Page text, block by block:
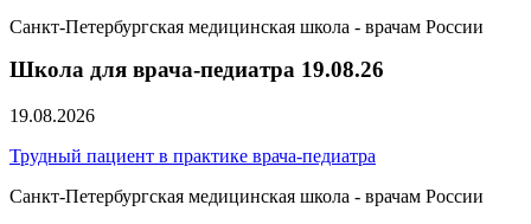
Санкт-Петербургская медицинская школа - врачам России
Школа для врача-педиатра 19.08.26
19.08.2026
Трудный пациент в практике врача-педиатра
Санкт-Петербургская медицинская школа - врачам России